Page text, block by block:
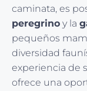
caminata, es
peregrino y la
pequeños
diversidad
experiencia de
ofrece una